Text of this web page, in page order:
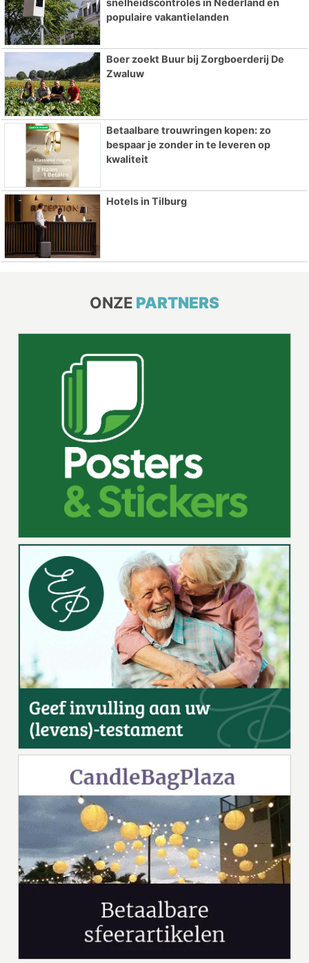
snelheidscontroles in Nederland en
populaire vakantielanden
Boer zoekt Buur bij Zorgboerderij De
Zwaluw
Betaalbare trouwringen kopen: zo
bespaar je zonder in te leveren op
kwaliteit
Hotels in Tilburg
ONZE PARTNERS